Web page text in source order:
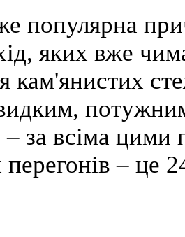
популярна
яких вже
кам'янистих
– за всіма
перегонів – це